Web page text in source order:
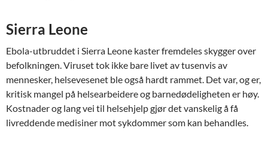
Sierra Leone
Ebola-utbruddet i Sierra Leone kaster fremdeles skygger over
befolkningen. Viruset tok ikke bare livet av tusenvis av
mennesker, helsevesenet ble også hardt rammet. Det var, og er,
kritisk mangel på helsearbeidere og barnedødeligheten er høy.
Kostnader og lang vei til helsehjelp gjør det vanskelig å få
livreddende medisiner mot sykdommer som kan behandles.